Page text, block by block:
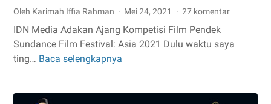
Oleh Karimah Iffia Rahman Mei 24, 2021 27 komentar
IDN Media Adakan Ajang Kompetisi Film Pendek
Sundance Film Festival: Asia 2021 Dulu waktu saya
ting… Baca selengkapnya